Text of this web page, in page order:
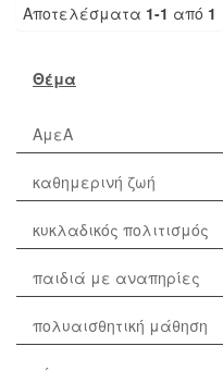
Αποτελέσματα 1-1 από 1
Θέμα
ΑμεΑ
καθημερινή ζωή
κυκλαδικός πολιτισμός
παιδιά με αναπηρίες
πολυαισθητική μάθηση